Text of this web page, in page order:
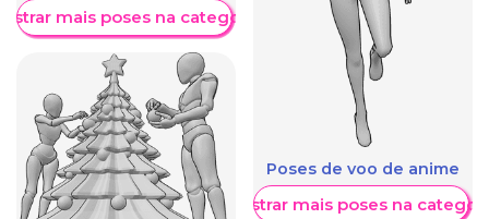
mais poses na categoria
Poses de voo de anime
Mostrar mais poses na